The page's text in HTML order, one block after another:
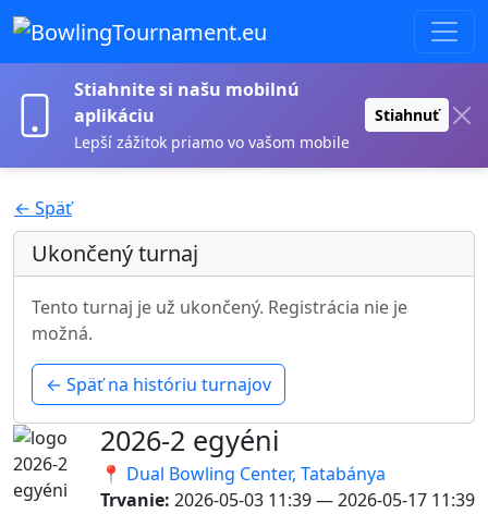
Stiahnite si našu mobilnú
aplikáciu
Lepší zážitok priamo vo vašom mobile
Stiahnuť
← Späť
Ukončený turnaj
Tento turnaj je už ukončený. Registrácia nie je
možná.
← Späť na históriu turnajov
2026-2 egyéni
📍 Dual Bowling Center, Tatabánya
Trvanie: 2026-05-03 11:39 — 2026-05-17 11:39